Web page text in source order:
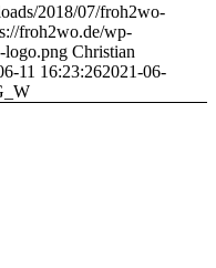
2018/07/froh2wo-
froh2wo.de/wp-
logo.png Christian
11 16:23:262021-06-